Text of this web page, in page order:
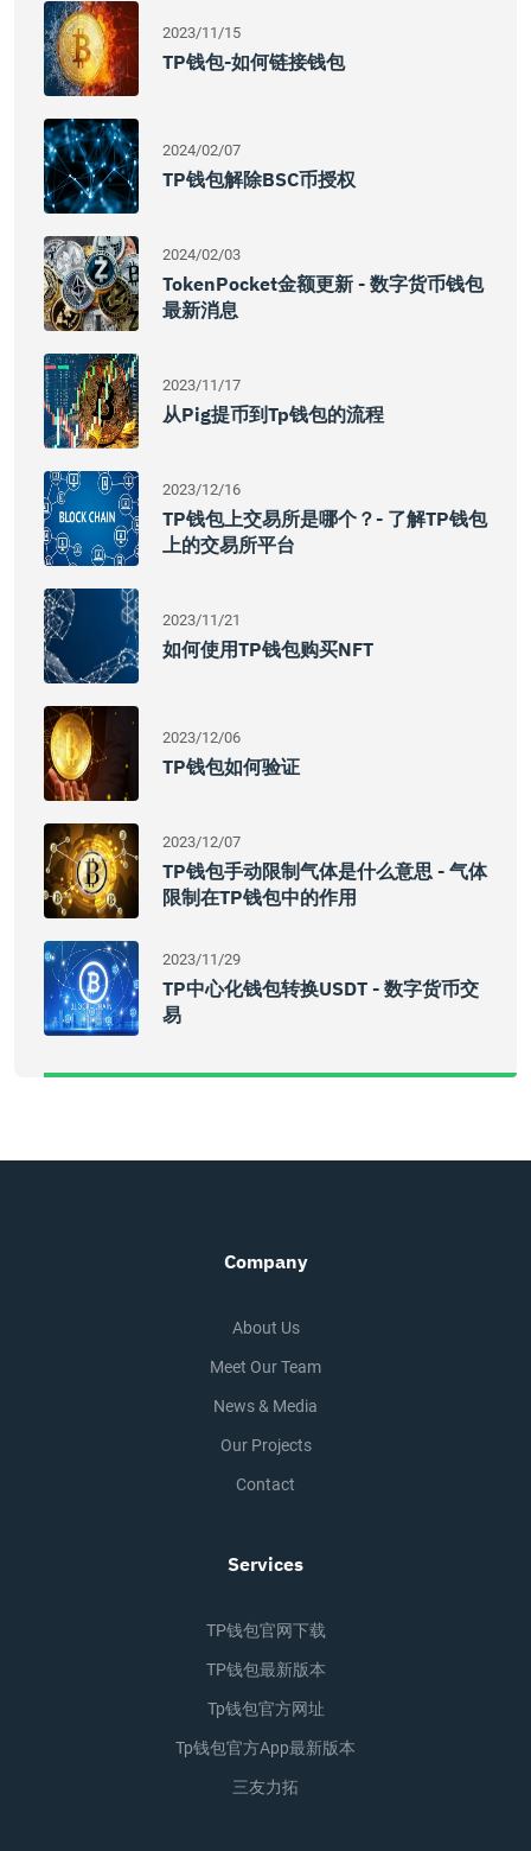
2023/11/15
TP钱包-如何链接钱包
2024/02/07
TP钱包解除BSC币授权
2024/02/03
TokenPocket金额更新 - 数字货币钱包
最新消息
2023/11/17
从pig提币到tp钱包的流程
2023/12/16
TP钱包上交易所是哪个？- 了解TP钱包
上的交易所平台
2023/11/21
如何使用TP钱包购买NFT
2023/12/06
TP钱包如何验证
2023/12/07
TP钱包手动限制气体是什么意思 - 气体
限制在TP钱包中的作用
2023/11/29
TP中心化钱包转换USDT - 数字货币交
易
Company
About Us
Meet Our Team
News & Media
Our Projects
Contact
Services
TP钱包官网下载
TP钱包最新版本
Tp钱包官方网址
Tp钱包官方app最新版本
三友力拓